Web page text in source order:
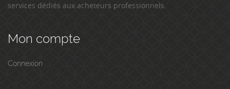
services dédiés aux acheteurs professionnels.
Mon compte
Connexion